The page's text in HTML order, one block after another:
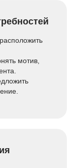
мотив,